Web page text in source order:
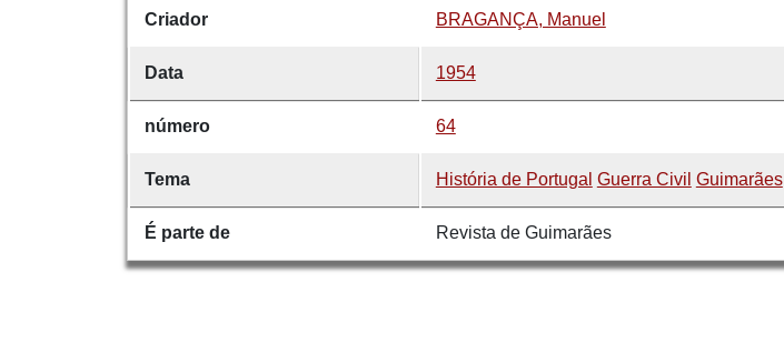
Criador BRAGANÇA, Manuel
Data 1954
número 64
Tema História de Portugal Guerra Civil Guimarães
É parte de Revista de Guimarães